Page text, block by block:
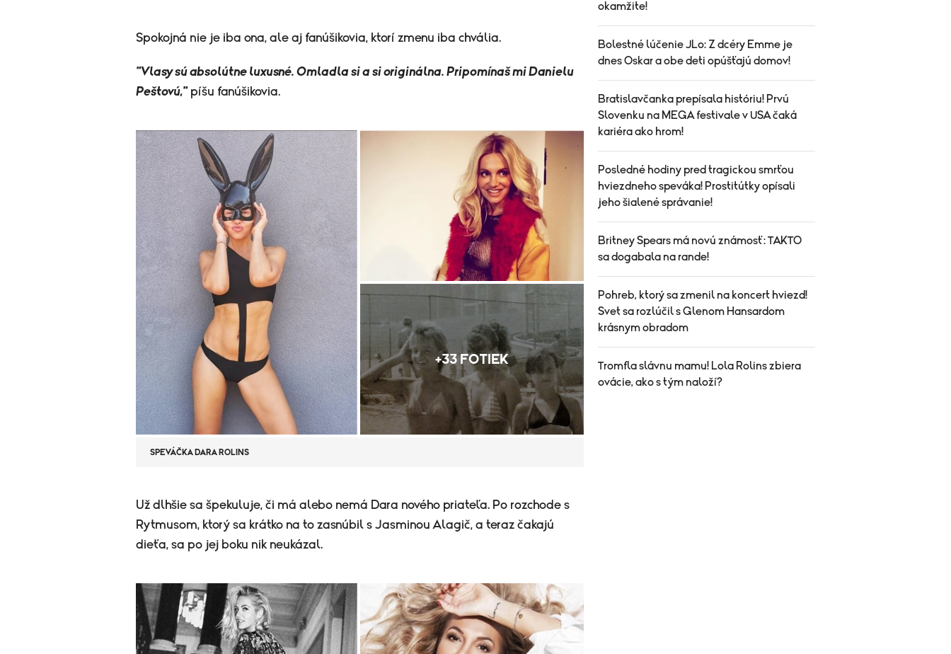
​Spokojná nie je iba ona, ale aj fanúšikovia, ktorí zmenu iba chvália.
"Vlasy sú absolútne luxusné. Omladla si a si originálna. Pripomínaš mi Danielu
Peštovú," píšu fanúšikovia.
+33 FOTIEK
SPEVÁČKA DARA ROLINS
​Už dlhšie sa špekuluje, či má alebo nemá Dara nového priateľa. Po rozchode s
Rytmusom, ktorý sa krátko na to zasnúbil s Jasminou Alagič, a teraz čakajú
dieťa, sa po jej boku nik neukázal.
okamžite!
Bolestné lúčenie JLo: Z dcéry Emme je
dnes Oskar a obe deti opúšťajú domov!
Bratislavčanka prepísala históriu! Prvú
Slovenku na MEGA festivale v USA čaká
kariéra ako hrom!
Posledné hodiny pred tragickou smrťou
hviezdneho speváka! Prostitútky opísali
jeho šialené správanie!
Britney Spears má novú známosť: TAKTO
sa dogabala na rande!
Pohreb, ktorý sa zmenil na koncert hviezd!
Svet sa rozlúčil s Glenom Hansardom
krásnym obradom
Tromfla slávnu mamu! Lola Rolins zbiera
ovácie, ako s tým naloží?